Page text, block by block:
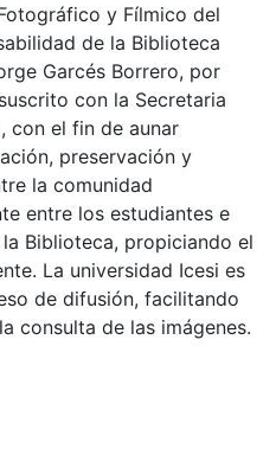
y Fílmico del
de la Biblioteca
Garcés Borrero, por
con la Secretaria
con el fin de aunar
preservación y
la comunidad
entre los estudiantes e
Biblioteca, propiciando el
La universidad Icesi es
de difusión, facilitando
consulta de las imágenes.